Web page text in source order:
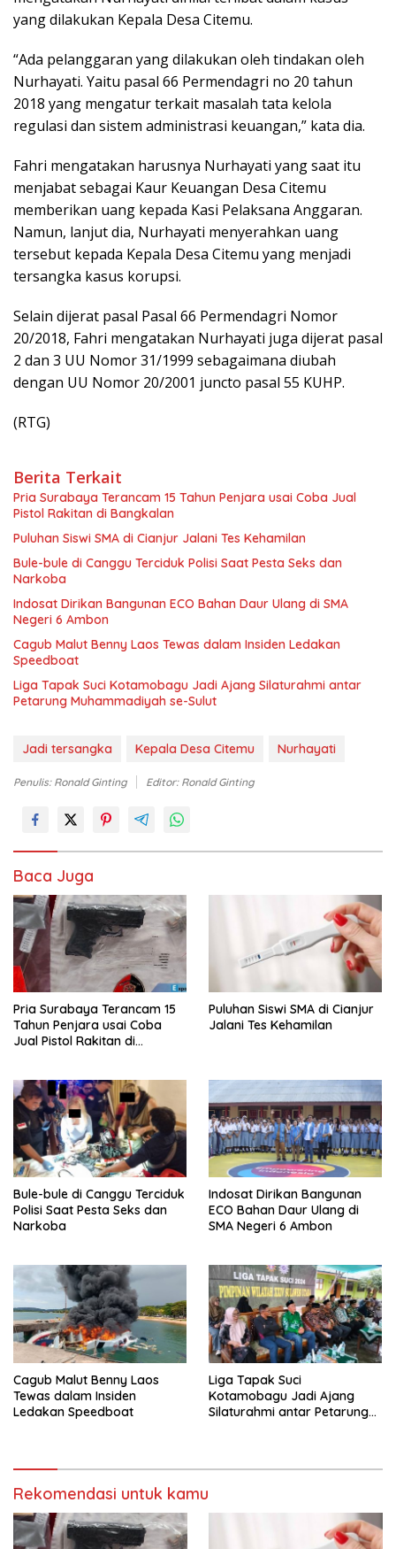
yang dilakukan Kepala Desa Citemu.
“Ada pelanggaran yang dilakukan oleh tindakan oleh
Nurhayati. Yaitu pasal 66 Permendagri no 20 tahun
2018 yang mengatur terkait masalah tata kelola
regulasi dan sistem administrasi keuangan,” kata dia.
Fahri mengatakan harusnya Nurhayati yang saat itu
menjabat sebagai Kaur Keuangan Desa Citemu
memberikan uang kepada Kasi Pelaksana Anggaran.
Namun, lanjut dia, Nurhayati menyerahkan uang
tersebut kepada Kepala Desa Citemu yang menjadi
tersangka kasus korupsi.
Selain dijerat pasal Pasal 66 Permendagri Nomor
20/2018, Fahri mengatakan Nurhayati juga dijerat pasal
2 dan 3 UU Nomor 31/1999 sebagaimana diubah
dengan UU Nomor 20/2001 juncto pasal 55 KUHP.
(RTG)
Berita Terkait
Pria Surabaya Terancam 15 Tahun Penjara usai Coba Jual
Pistol Rakitan di Bangkalan
Puluhan Siswi SMA di Cianjur Jalani Tes Kehamilan
Bule-bule di Canggu Terciduk Polisi Saat Pesta Seks dan
Narkoba
Indosat Dirikan Bangunan ECO Bahan Daur Ulang di SMA
Negeri 6 Ambon
Cagub Malut Benny Laos Tewas dalam Insiden Ledakan
Speedboat
Liga Tapak Suci Kotamobagu Jadi Ajang Silaturahmi antar
Petarung Muhammadiyah se-Sulut
Jadi tersangka Kepala Desa Citemu Nurhayati
Penulis: Ronald Ginting Editor: Ronald Ginting
Baca Juga
Pria Surabaya Terancam 15
Tahun Penjara usai Coba
Jual Pistol Rakitan di
Puluhan Siswi SMA di Cianjur
Jalani Tes Kehamilan
Bule-bule di Canggu Terciduk
Polisi Saat Pesta Seks dan
Narkoba
Indosat Dirikan Bangunan
ECO Bahan Daur Ulang di
SMA Negeri 6 Ambon
Cagub Malut Benny Laos
Tewas dalam Insiden
Ledakan Speedboat
Liga Tapak Suci
Kotamobagu Jadi Ajang
Silaturahmi antar Petarung
Rekomendasi untuk kamu